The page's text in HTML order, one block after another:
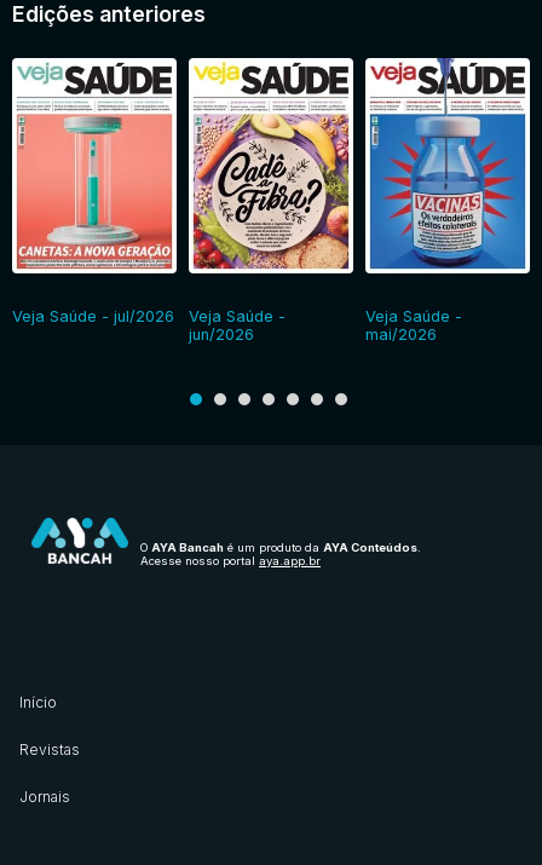
Edições anteriores
Veja Saúde - jul/2026
Veja Saúde -
jun/2026
Veja Saúde -
mai/2026
O AYA Bancah é um produto da AYA Conteúdos
Acesse nosso portal aya.app.br
Início
Revistas
Jornais